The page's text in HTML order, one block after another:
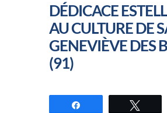
DÉDICACE
AU CULTURE DE
GENEVIÈVE DES
(91)